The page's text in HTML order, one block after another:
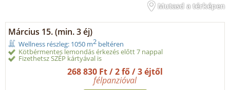
Mutasd a térképen
Március 15. (min. 3 éj)
Wellness részleg: 1050 m2 beltéren
Kötbérmentes lemondás érkezés előtt 7 nappal
Fizethetsz SZÉP kártyával is
268 830 Ft / 2 fő / 3 éjtől
félpanzióval